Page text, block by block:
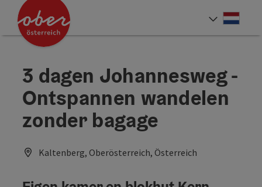
Inhoud Accesskey
[0]
Navigatie Accesskey
[1]
Paginabegin
Contact Accesskey
[3]
Zoek Accesskey
Impressum
Hoe deze website te gebruiken?
Startpagina
3 dagen Johannesweg -
Ontspannen wandelen
zonder bagage
Kaltenberg, Oberösterreich, Österreich